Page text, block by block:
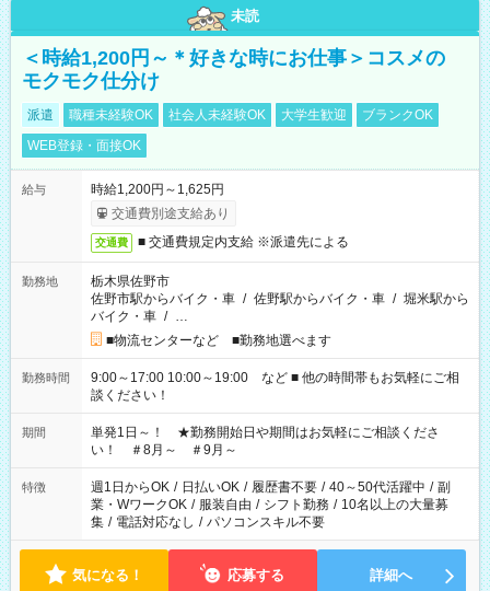
未読
＜時給1,200円～＊好きな時にお仕事＞コスメの
モクモク仕分け
派遣 職種未経験OK 社会人未経験OK 大学生歓迎
ブランクOK
WEB登録・面接OK
給与
時給1,200円～1,625円
交通費別途支給あり
交通費 ■ 交通費規定内支給 ※派遣先による
勤務地
栃木県佐野市
佐野市駅からバイク・車 / 佐野駅からバイク・車 / 堀米駅から
バイク・車 / …
■物流センターなど ■勤務地選べます
勤務時間
9:00～17:00 10:00～19:00 など ■ 他の時間帯もお気軽にご相
談ください！
期間
単発1日～！ ★勤務開始日や期間はお気軽にご相談くださ
い！ ＃8月～ ＃9月～
特徴 週1日からOK / 日払いOK / 履歴書不要 / 40～50代活躍中 / 副
業・WワークOK / 服装自由 / シフト勤務 / 10名以上の大量募
集 / 電話対応なし / パソコンスキル不要
気になる！ 応募する 詳細へ